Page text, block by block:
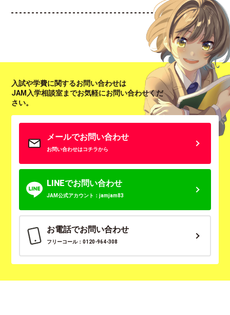
入試や学費に関するお問い合わせは
JAM入学相談室までお気軽にお問い合わせくだ
さい。
メールでお問い合わせ
お問い合わせはコチラから
LINEでお問い合わせ
JAM公式アカウント：jamjam83
お電話でお問い合わせ
フリーコール：0120-964-308